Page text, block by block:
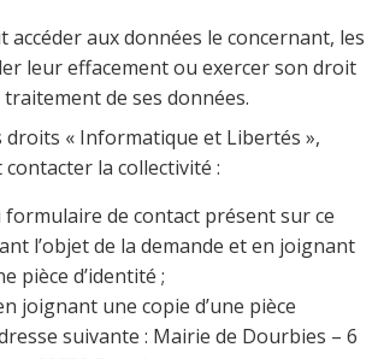
accéder aux données le concernant, les
leur effacement ou exercer son droit
de ses données.
droits « Informatique et Libertés »,
la collectivité :
formulaire de contact présent sur ce
l’objet de la demande et en joignant
pièce d’identité ;
joignant une copie d’une pièce
suivante : Mairie de Dourbies – 6